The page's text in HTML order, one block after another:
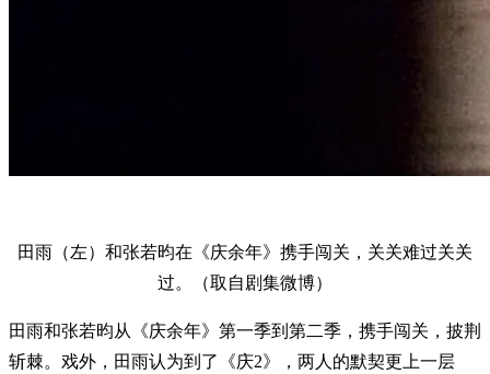
田雨（左）和张若昀在《庆余年》携手闯关，关关难过关关
过。（取自剧集微博）
田雨和张若昀从《庆余年》第一季到第二季，携手闯关，披荆
斩棘。戏外，田雨认为到了《庆2》，两人的默契更上一层